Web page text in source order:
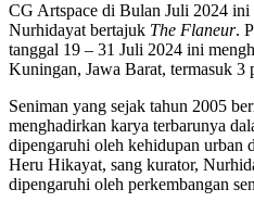
CG Artspace di Bulan Juli 2024 ini
Nurhidayat bertajuk The Flaneur.
tanggal 19 – 31 Juli 2024 ini
Kuningan, Jawa Barat, termasuk 3
Seniman yang sejak tahun 2005
menghadirkan karya terbarunya
dipengaruhi oleh kehidupan urban
Heru Hikayat, sang kurator,
dipengaruhi oleh perkembangan